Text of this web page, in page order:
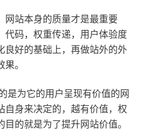
网站本身的质量才是最重要
代码，权重传递，用户体验度
良好的基础上，再做站外的外
。
是为它的用户呈现有价值的网
自身来决定的，越有价值，权
的就是为了提升网站价值。